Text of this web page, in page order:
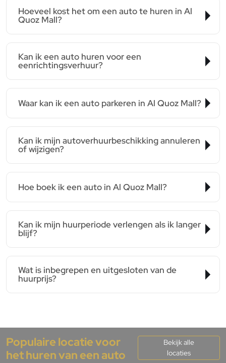
Hoeveel kost het om een auto te huren in Al
Quoz Mall?
Kan ik een auto huren voor een
eenrichtingsverhuur?
Waar kan ik een auto parkeren in Al Quoz Mall?
Kan ik mijn autoverhuurbeschikking annuleren
of wijzigen?
Hoe boek ik een auto in Al Quoz Mall?
Kan ik mijn huurperiode verlengen als ik langer
blijf?
Wat is inbegrepen en uitgesloten van de
huurprijs?
Populaire locatie voor
het huren van een auto
Bekijk alle
locaties